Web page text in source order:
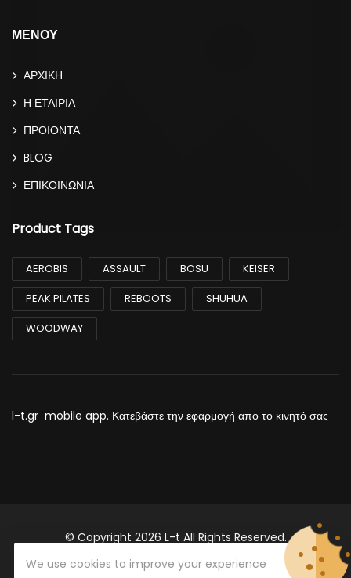
ΜΕΝΟΥ
ΑΡΧΙΚΗ
Η ΕΤΑΙΡΙΑ
ΠΡΟΙΟΝΤΑ
BLOG
ΕΠΙΚΟΙΝΩΝΙΑ
Product Tags
AEROBIS ASSAULT BOSU
KEISER
PEAK PILATES
REBOOTS
SHUHUA
WOODWAY
l-t.gr mobile app. Κατεβάστε την εφαρμογή απο το κινητό σας
© Copyright 2026 L-t All Rights Reserved.
Σαπφους 2 ,Καλλιθέα .ΤΚ 17676
We use cookies to improve your experience